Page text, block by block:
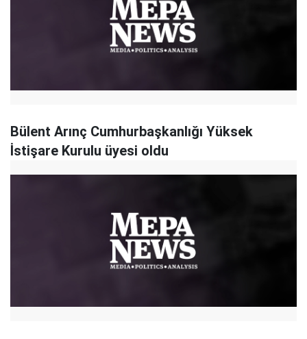
Bülent Arınç Cumhurbaşkanlığı Yüksek
İstişare Kurulu üyesi oldu